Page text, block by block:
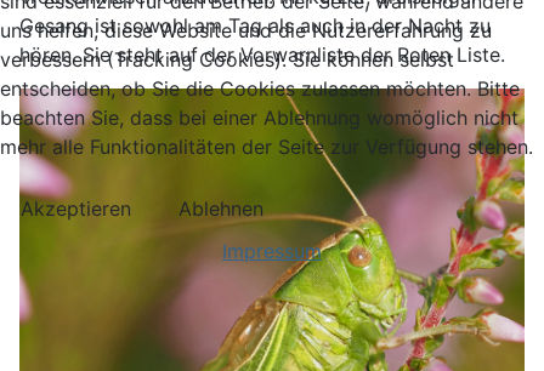
Gesang ist sowohl am Tag als auch in der Nacht zu
hören. Sie steht auf der Vorwarnliste der Roten Liste.
uns helfen, diese Website und die Nutzererfahrung zu
verbessern (Tracking Cookies). Sie können selbst
entscheiden, ob Sie die Cookies zulassen möchten. Bitte
beachten Sie, dass bei einer Ablehnung womöglich nicht
mehr alle Funktionalitäten der Seite zur Verfügung stehen.
Akzeptieren
Ablehnen
Impressum